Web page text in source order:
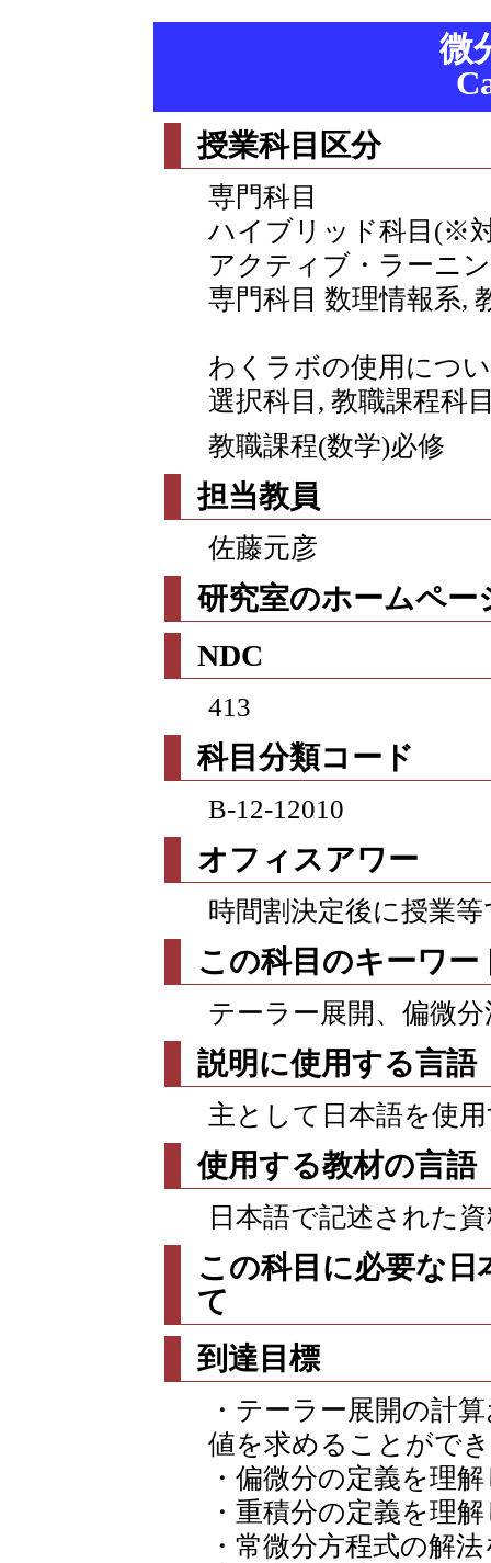
微
授業科目区分
専門科目
ハイブリッド科目(※
アクティブ・ラーニ
専門科目 数理情報系,
わくラボの使用につ
選択科目, 教職課程科
教職課程(数学)必修
担当教員
佐藤元彦
研究室のホームペー
NDC
413
科目分類コード
B-12-12010
オフィスアワー
時間割決定後に授業
この科目のキーワー
テーラー展開、偏微
説明に使用する言語
主として日本語を使
使用する教材の言語
日本語で記述された
この科目に必要な
て
到達目標
・テーラー展開の計
値を求めることがで
・偏微分の定義を理
・重積分の定義を理
・常微分方程式の解